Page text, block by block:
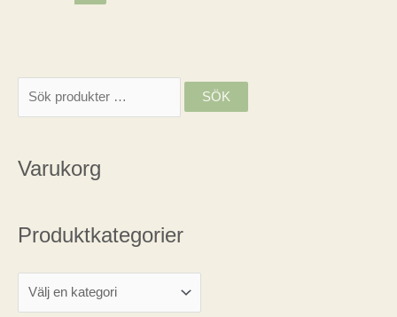
ö
e
e
SÖK
Varukorg
Produktkategorier